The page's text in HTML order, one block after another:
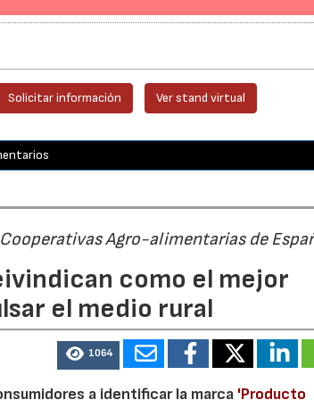
Solicitar información Ver stand virtual
Agro-alimentarias de
como el mejor
el medio rural
1064
a identificar la marca 'Producto